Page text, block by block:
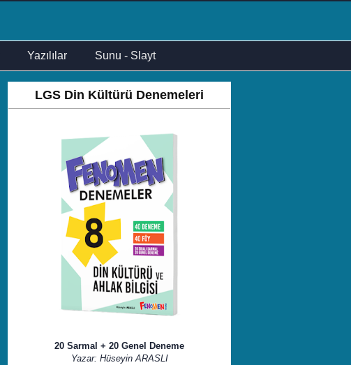
Yazılılar Sunu - Slayt
LGS Din Kültürü Denemeleri
20 Sarmal + 20 Genel Deneme
Yazar: Hüseyin ARASLI